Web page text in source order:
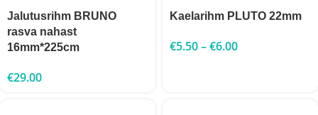
Jalutusrihm BRUNO
rasva nahast
16mm*225cm
€29.00
Kaelarihm PLUTO 22mm
€5.50–€6.00